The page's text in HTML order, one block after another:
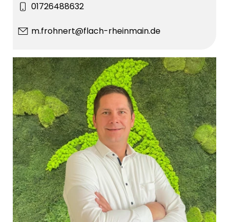
01726488632
m.frohnert@flach-rheinmain.de